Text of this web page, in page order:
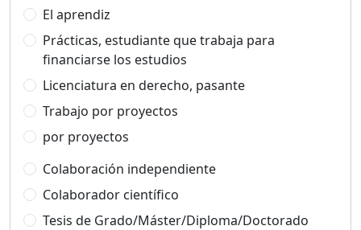
El aprendiz
Prácticas, estudiante que trabaja para
financiarse los estudios
Licenciatura en derecho, pasante
Trabajo por proyectos
por proyectos
Colaboración independiente
Colaborador científico
Tesis de Grado/Máster/Diploma/Doctorado